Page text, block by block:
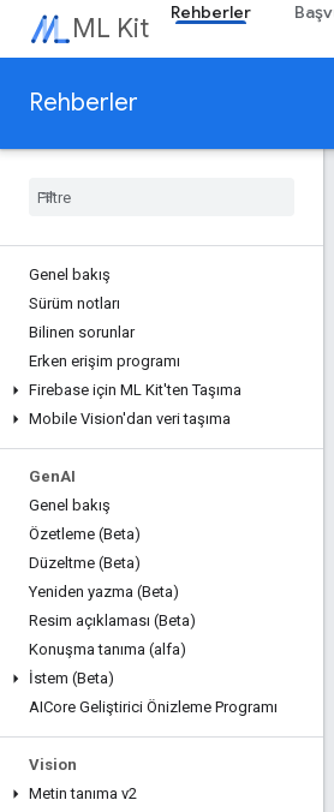
ML Kit Rehberler
Rehberler
Genel bakış
Sürüm notları
Bilinen sorunlar
Erken erişim programı
Firebase için ML Kit'ten Taşıma
Mobile Vision'dan veri taşıma
GenAI
Genel bakış
Özetleme (Beta)
Düzeltme (Beta)
Yeniden yazma (Beta)
Resim açıklaması (Beta)
Konuşma tanıma (alfa)
İstem (Beta)
AICore Geliştirici Önizleme Programı
Vision
Metin tanıma v2